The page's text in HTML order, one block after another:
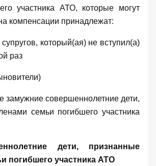
участника АТО, которые могут
компенсации принадлежат:
который(ая) не вступил(а)
раз
замужние совершеннолетние дети,
семьи погибшего участника
дети, признанные
погибшего участника АТО